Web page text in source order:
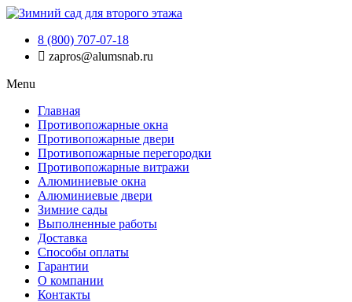
8 (800) 707-07-18
zapros@alumsnab.ru
Menu
Главная
Противопожарные окна
Противопожарные двери
Противопожарные перегородки
Противопожарные витражи
Алюминиевые окна
Алюминиевые двери
Зимние сады
Выполненные работы
Доставка
Способы оплаты​
Гарантии
О компании
Контакты